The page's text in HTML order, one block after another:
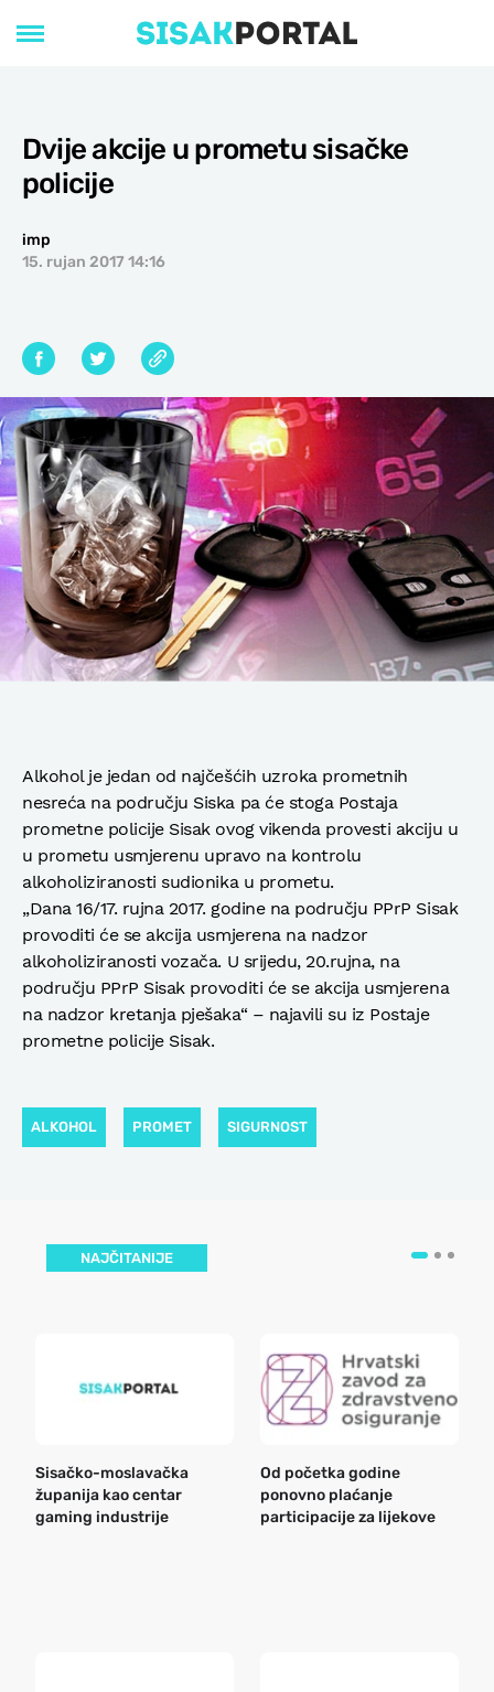
Dvije akcije u prometu sisačke
policije
imp
15. rujan 2017 14:16
Alkohol je jedan od najčešćih uzroka prometnih
nesreća na području Siska pa će stoga Postaja
prometne policije Sisak ovog vikenda provesti akciju u
u prometu usmjerenu upravo na kontrolu
alkoholiziranosti sudionika u prometu.
„Dana 16/17. rujna 2017. godine na području PPrP Sisak
provoditi će se akcija usmjerena na nadzor
alkoholiziranosti vozača. U srijedu, 20.rujna, na
području PPrP Sisak provoditi će se akcija usmjerena
na nadzor kretanja pješaka“ – najavili su iz Postaje
prometne policije Sisak.
ALKOHOL PROMET SIGURNOST
NAJČITANIJE
Sisačko-moslavačka
županija kao centar
gaming industrije
Od početka godine
ponovno plaćanje
participacije za lijekove